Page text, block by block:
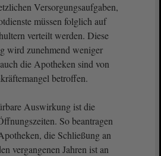
Versorgungsaufgaben,
müssen folglich auf
verteilt werden. Diese
wird zunehmend weniger
die Apotheken sind von
betroffen.
Auswirkung ist die
So beantragen
die Schließung an
vergangenen Jahren ist an